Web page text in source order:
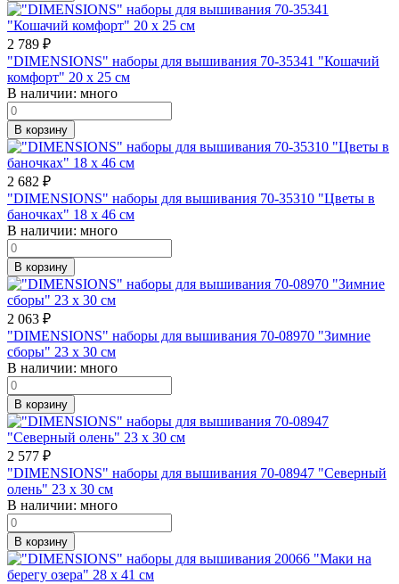
2 789 ₽
"DIMENSIONS" наборы для вышивания 70-35341 "Кошачий
комфорт" 20 x 25 см
В наличии: много
В корзину
2 682 ₽
"DIMENSIONS" наборы для вышивания 70-35310 "Цветы в
баночках" 18 x 46 см
В наличии: много
В корзину
2 063 ₽
"DIMENSIONS" наборы для вышивания 70-08970 "Зимние
сборы" 23 x 30 см
В наличии: много
В корзину
2 577 ₽
"DIMENSIONS" наборы для вышивания 70-08947 "Северный
олень" 23 x 30 см
В наличии: много
В корзину